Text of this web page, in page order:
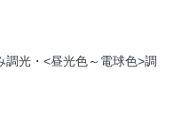
光・<昼光色～電球色>調